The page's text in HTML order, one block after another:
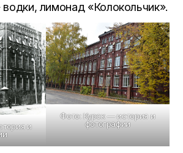
лимонад «Колокольчик».
и
Фото: Курск — история и
фотографии